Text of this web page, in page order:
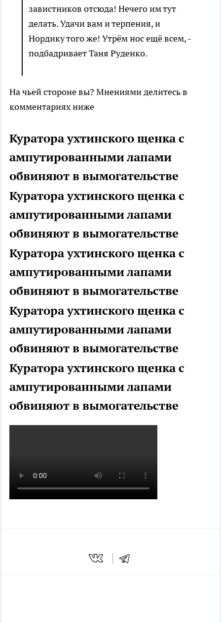
завистников отсюда! Нечего им тут
делать. Удачи вам и терпения, и
Нордику того же! Утрём нос ещё всем, -
подбадривает Таня Руденко.
На чьей стороне вы? Мнениями делитесь в
комментариях ниже
Куратора ухтинского щенка с
ампутированными лапами
обвиняют в вымогательстве
Куратора ухтинского щенка с
ампутированными лапами
обвиняют в вымогательстве
Куратора ухтинского щенка с
ампутированными лапами
обвиняют в вымогательстве
Куратора ухтинского щенка с
ампутированными лапами
обвиняют в вымогательстве
Куратора ухтинского щенка с
ампутированными лапами
обвиняют в вымогательстве